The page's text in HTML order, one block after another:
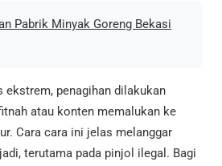
Pabrik Minyak Goreng Bekasi
ekstrem, penagihan dilakukan
atau konten memalukan ke
Cara cara ini jelas melanggar
terutama pada pinjol ilegal. Bagi